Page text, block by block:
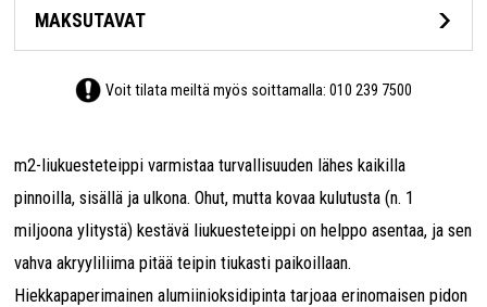
MAKSUTAVAT
Voit tilata meiltä myös soittamalla:010 239 7500
m2-liukuesteteippi varmistaa turvallisuuden lähes kaikilla
pinnoilla, sisällä ja ulkona. Ohut, mutta kovaa kulutusta (n. 1
miljoona ylitystä) kestävä liukuesteteippi on helppo asentaa, ja sen
vahva akryyliliima pitää teipin tiukasti paikoillaan.
Hiekkapaperimainen alumiinioksidipinta tarjoaa erinomaisen pidon